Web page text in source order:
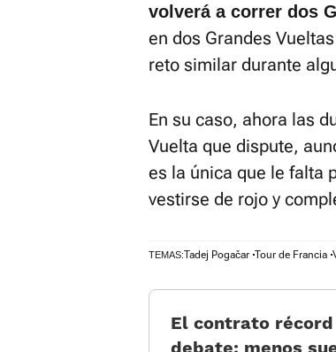
volverá a correr dos
en dos Grandes
reto similar durante
En su caso, ahora las
Vuelta que dispute,
es la única que le falta
vestirse de rojo y
TEMAS:Tadej Pogačar Tour de Francia
El contrato
debate: menos